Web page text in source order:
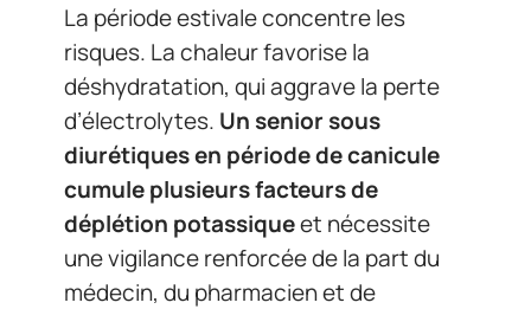
La période estivale concentre les
risques. La chaleur favorise la
déshydratation, qui aggrave la perte
d’électrolytes. Un senior sous
diurétiques en période de canicule
cumule plusieurs facteurs de
déplétion potassiqueet nécessite
une vigilance renforcée de la part du
médecin, du pharmacien et de